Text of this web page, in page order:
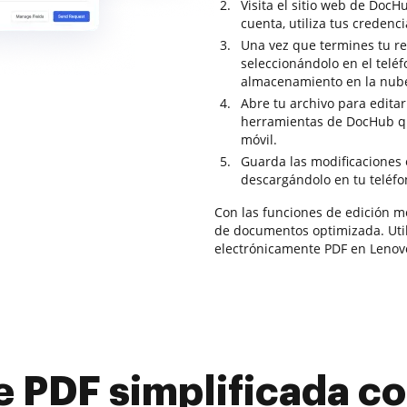
Visita el sitio web de
cuenta, utiliza tus
Una vez que termines tu
seleccionándolo en el
almacenamiento en la
Abre tu archivo para
herramientas de DocHub
móvil.
Guarda las
descargándolo en tu
Con las funciones de edición
de documentos optimizada.
electrónicamente PDF en
PDF simplificada